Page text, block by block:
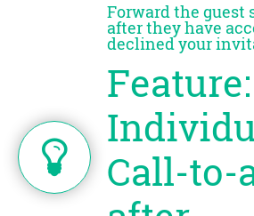
Forward the guest
after they have
declined your
Feature:
Call-to-